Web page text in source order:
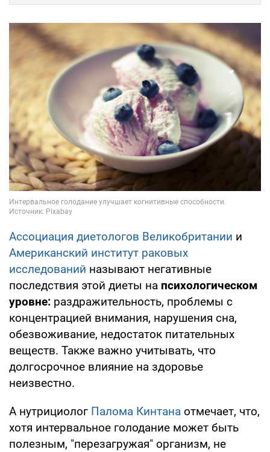
Ассоциация диетологов Великобритании и
Американский институт раковых
исследований называют негативные
последствия этой диеты на психологическом
уровне: раздражительность, проблемы с
концентрацией внимания, нарушения сна,
обезвоживание, недостаток питательных
веществ. Также важно учитывать, что
долгосрочное влияние на здоровье
неизвестно.
А нутрициолог Палома Кинтана отмечает, что,
хотя интервальное голодание может быть
полезным, "перезагружая" организм, не